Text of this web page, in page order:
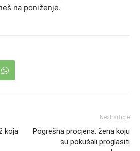
na poniženje.
koja
Next article
Pogrešna procjena: žena koju
su pokušali proglasiti